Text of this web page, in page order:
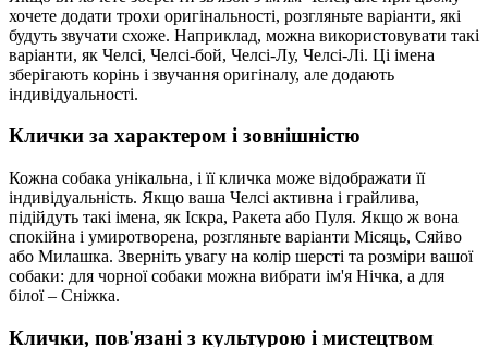
хочете додати трохи оригінальності, розгляньте варіанти, які
будуть звучати схоже. Наприклад, можна використовувати такі
варіанти, як Челсі, Челсі-бой, Челсі-Лу, Челсі-Лі. Ці імена
зберігають корінь і звучання оригіналу, але додають
індивідуальності.
Клички за характером і зовнішністю
Кожна собака унікальна, і її кличка може відображати її
індивідуальність. Якщо ваша Челсі активна і грайлива,
підійдуть такі імена, як Іскра, Ракета або Пуля. Якщо ж вона
спокійна і умиротворена, розгляньте варіанти Місяць, Сяйво
або Милашка. Зверніть увагу на колір шерсті та розміри вашої
собаки: для чорної собаки можна вибрати ім'я Нічка, а для
білої – Сніжка.
Клички, пов'язані з культурою і мистецтвом